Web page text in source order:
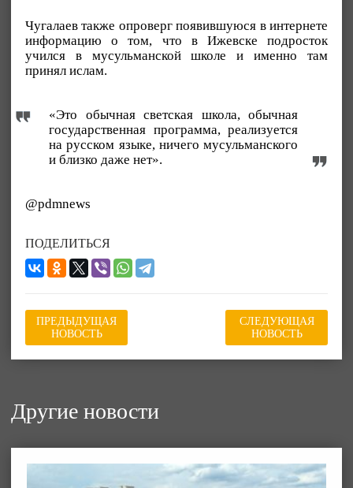
Чугалаев также опроверг появившуюся в интернете
информацию о том, что в Ижевске подросток
учился в мусульманской школе и именно там
принял ислам.
«Это обычная светская школа, обычная
государственная программа, реализуется
на русском языке, ничего мусульманского
и близко даже нет».
@pdmnews
ПОДЕЛИТЬСЯ
ПРЕДЫДУЩАЯ
НОВОСТЬ
СЛЕДУЮЩАЯ
НОВОСТЬ
Другие новости